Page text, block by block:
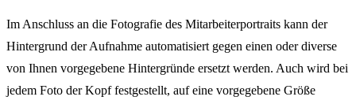
Im Anschluss an die Fotografie des Mitarbeiterportraits kann der
Hintergrund der Aufnahme automatisiert gegen einen oder diverse
von Ihnen vorgegebene Hintergründe ersetzt werden. Auch wird bei
jedem Foto der Kopf festgestellt, auf eine vorgegebene Größe